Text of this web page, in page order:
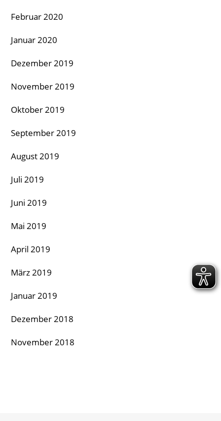
Februar 2020
Januar 2020
Dezember 2019
November 2019
Oktober 2019
September 2019
August 2019
Juli 2019
Juni 2019
Mai 2019
April 2019
März 2019
Januar 2019
Dezember 2018
November 2018